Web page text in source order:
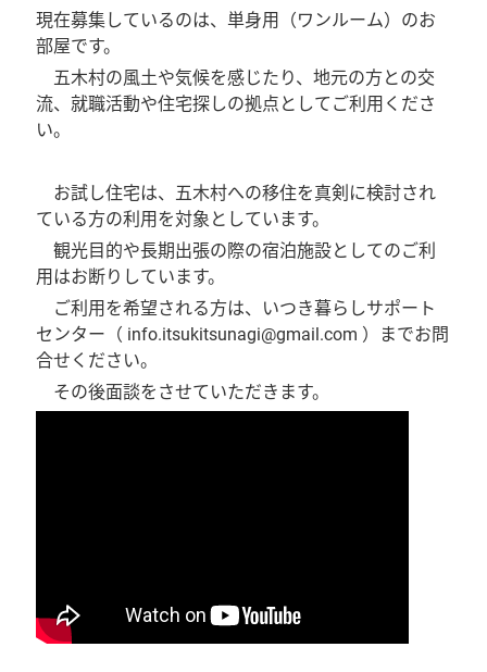
現在募集しているのは、単身用（ワンルーム）のお
部屋です。
五木村の風土や気候を感じたり、地元の方との交
流、就職活動や住宅探しの拠点としてご利用くださ
い。
お試し住宅は、五木村への移住を真剣に検討され
ている方の利用を対象としています。
観光目的や長期出張の際の宿泊施設としてのご利
用はお断りしています。
ご利用を希望される方は、いつき暮らしサポート
センター（ info.itsukitsunagi@gmail.com ）までお問
合せください。
その後面談をさせていただきます。